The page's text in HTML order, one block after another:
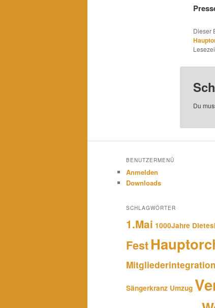
Dieser
Du
BENUTZERMENÜ
Anmelden
Downloads
SCHLAGWÖRTER
1.Mai 1000Jahre
Fest
Mitgliederintegration
Sängerkranz Umzug